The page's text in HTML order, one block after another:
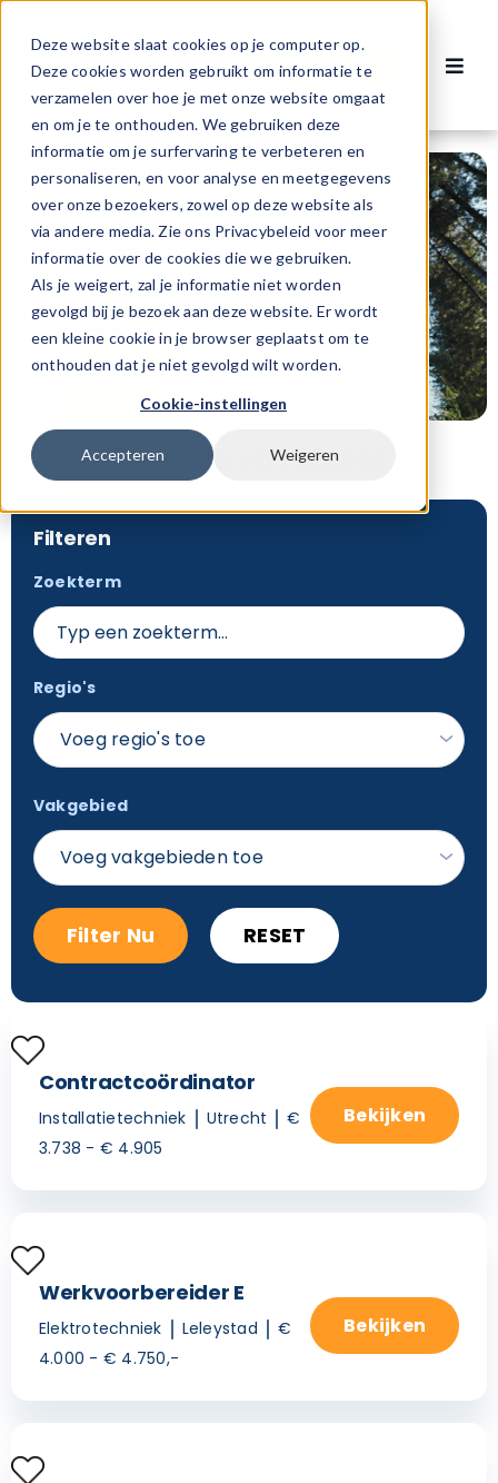
Deze website slaat cookies op je computer op.
Deze cookies worden gebruikt om informatie te
verzamelen over hoe je met onze website omgaat
en om je te onthouden. We gebruiken deze
informatie om je surfervaring te verbeteren en
personaliseren, en voor analyse en meetgegevens
over onze bezoekers, zowel op deze website als
via andere media. Zie ons Privacybeleid voor meer
informatie over de cookies die we gebruiken.
Als je weigert, zal je informatie niet worden
gevolgd bij je bezoek aan deze website. Er wordt
een kleine cookie in je browser geplaatst om te
onthouden dat je niet gevolgd wilt worden.
Cookie-instellingen
Accepteren Weigeren
naar
inhoud
Contact
Vacatures
Voor werknemers
Voor werkgevers
Over ons
Recente vacatures
Filteren
Zoekterm
Regio's
Voeg regio's toe
Vakgebied
Voeg vakgebieden toe
Filter Nu RESET
Contractcoördinator
Installatietechniek Utrecht
€
3.738 - € 4.905
Bekijken
Werkvoorbereider E
Elektrotechniek Leleystad
€
4.000 - € 4.750,-
Bekijken